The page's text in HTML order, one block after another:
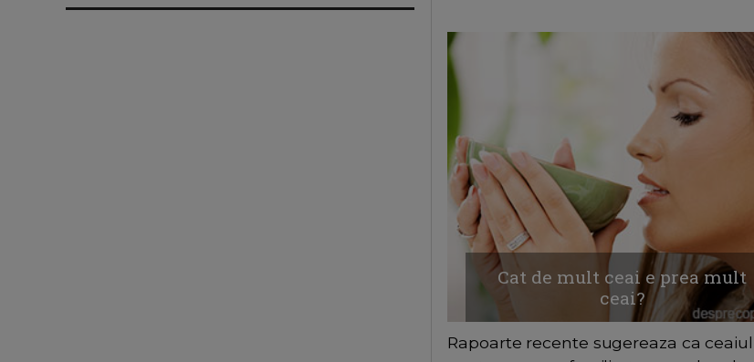
Cat de mult ceai e prea mult
ceai?
Rapoarte recente sugereaza ca ceaiul